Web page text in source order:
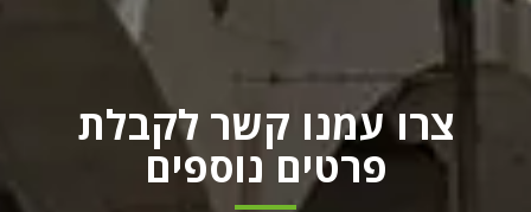
צרו עמנו קשר לקבלת
פרטים נוספים